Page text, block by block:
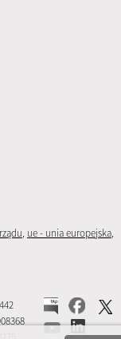
, ue - unia europejska,